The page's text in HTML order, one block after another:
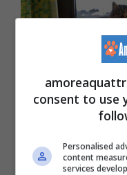
Gatto fuori alla
consent to use
Personalised
content
services